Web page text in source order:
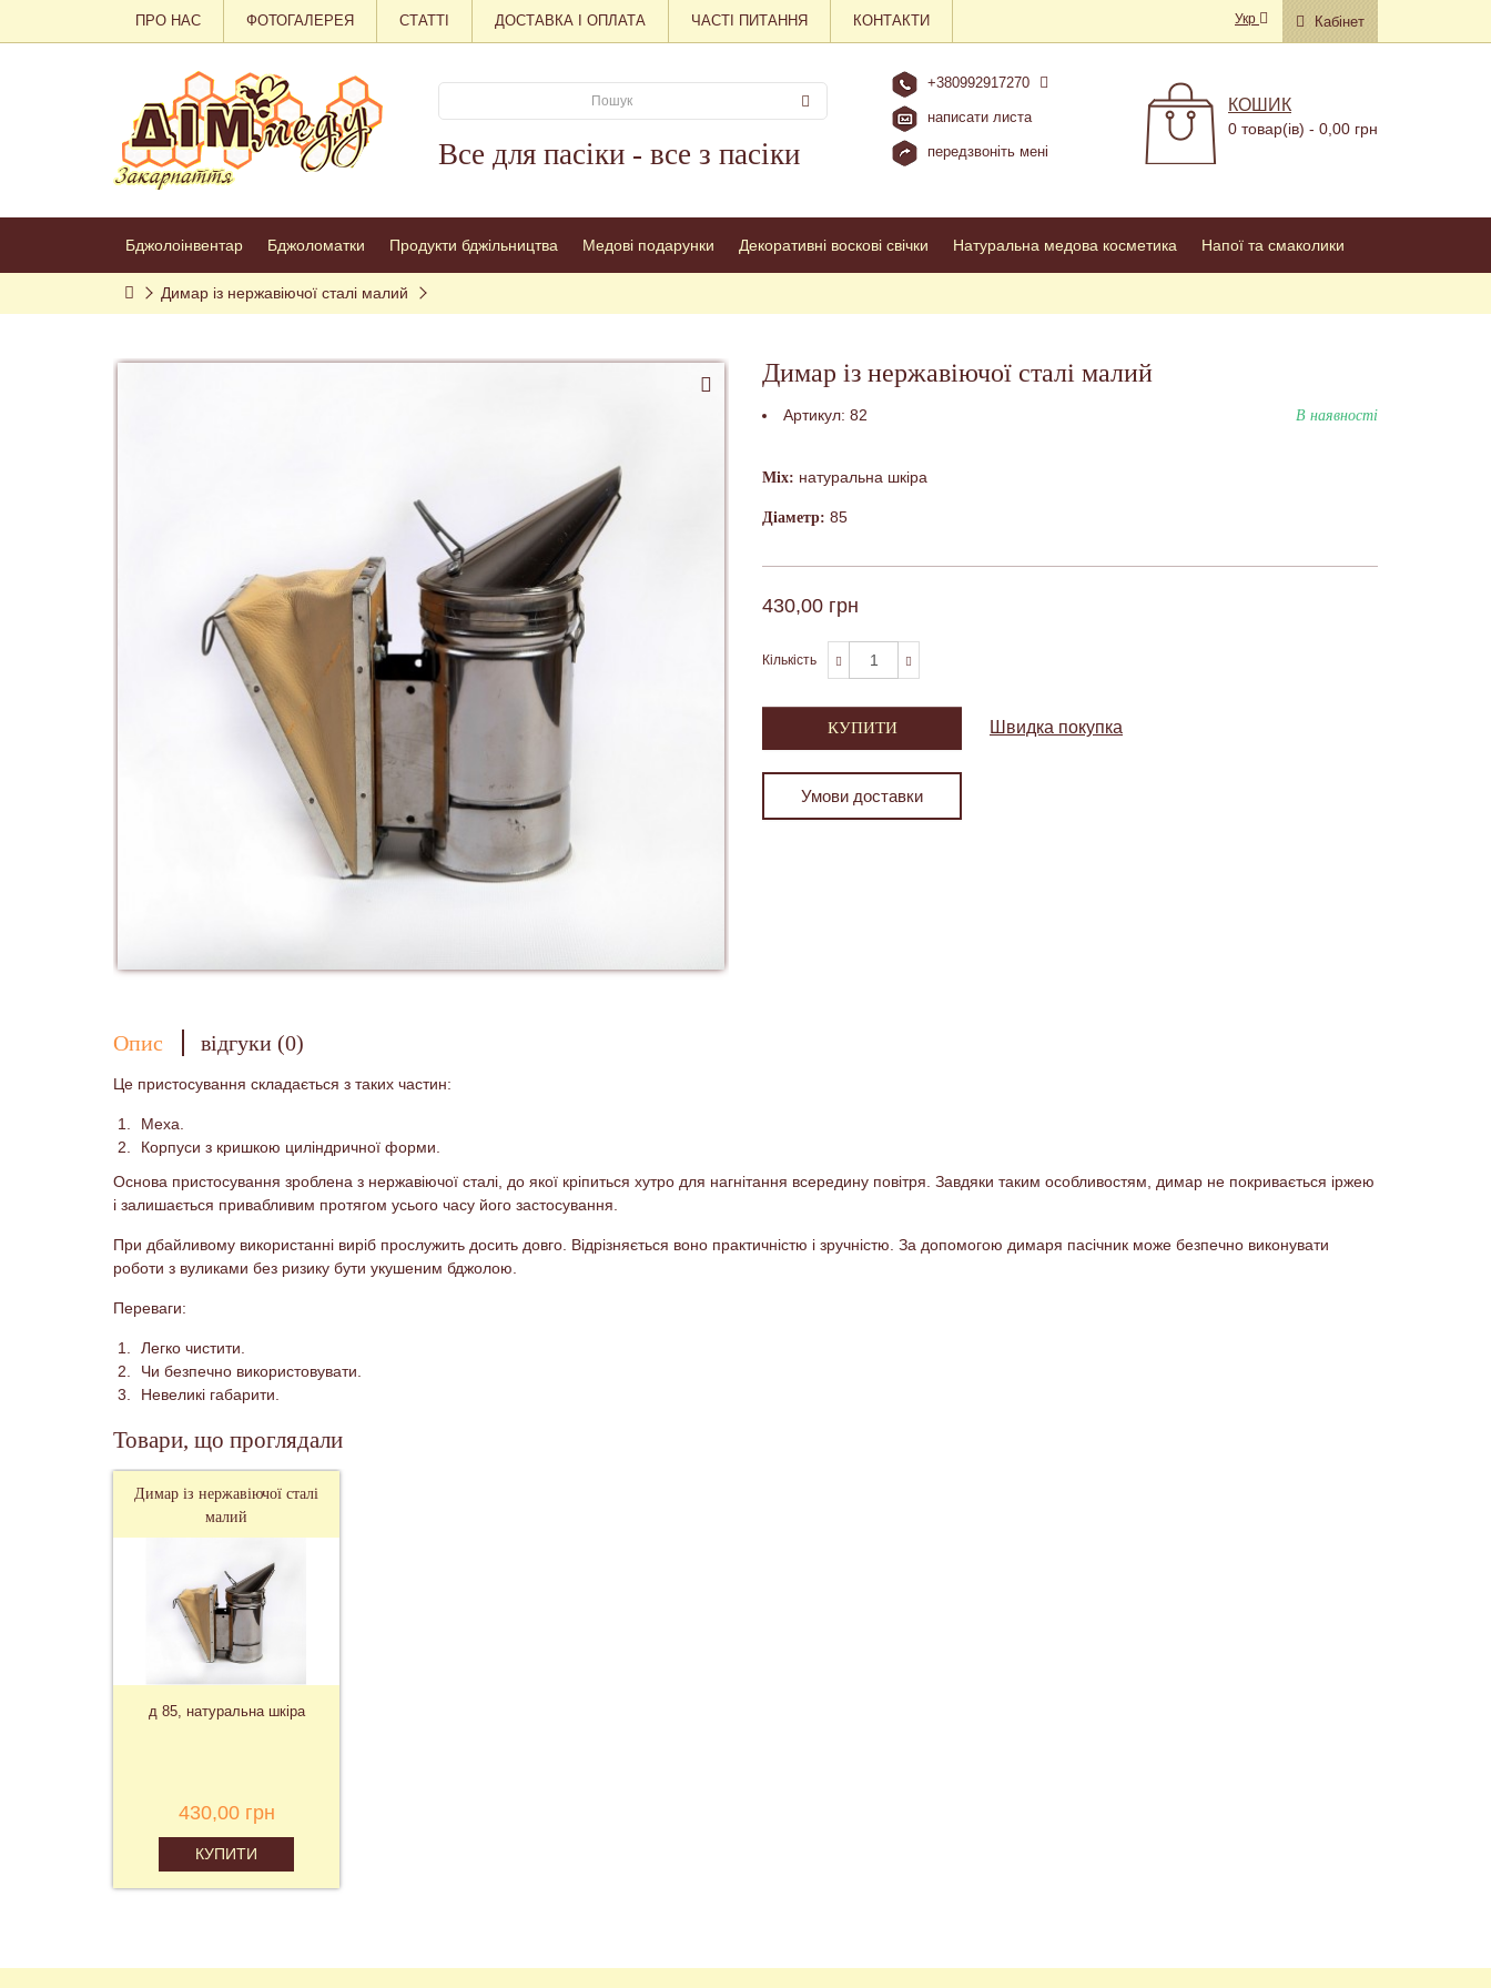
ПРО НАС ФОТОГАЛЕРЕЯ СТАТТІ ДОСТАВКА І ОПЛАТА ЧАСТІ ПИТАННЯ КОНТАКТИ Кабінет
Укр
Все для пасіки - все з пасіки
+380992917270
написати листа
передзвоніть мені
КОШИК
0 товар(ів) - 0,00 грн
Бджолоінвентар Бджоломатки Продукти бджільництва Медові подарунки Декоративні воскові свічки Натуральна медова косметика Напої та смаколики
Димар із нержавіючої сталі малий
Димар із нержавіючої сталі малий
Артикул: 82 В наявності
Міх: натуральна шкіра
Діаметр: 85
430,00 грн
Кількість
КУПИТИ Швидка покупка
Умови доставки
Опис відгуки (0)
Це пристосування складається з таких частин:
Меха.
Корпуси з кришкою циліндричної форми.
Основа пристосування зроблена з нержавіючої сталі, до якої кріпиться хутро для нагнітання всередину повітря. Завдяки таким особливостям, димар не покривається іржею
і залишається привабливим протягом усього часу його застосування.
При дбайливому використанні виріб прослужить досить довго. Відрізняється воно практичністю і зручністю. За допомогою димаря пасічник може безпечно виконувати
роботи з вуликами без ризику бути укушеним бджолою.
Переваги:
Легко чистити.
Чи безпечно використовувати.
Невеликі габарити.
Товари, що проглядали
Димар із нержавіючої сталі
малий
д 85, натуральна шкіра
430,00 грн
КУПИТИ